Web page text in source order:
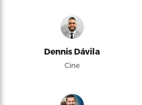
Dennis Dávila
Cine